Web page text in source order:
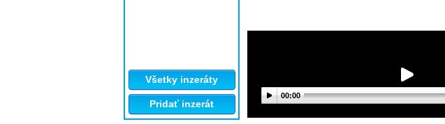
Všetky inzeráty
Pridať inzerát
00:00